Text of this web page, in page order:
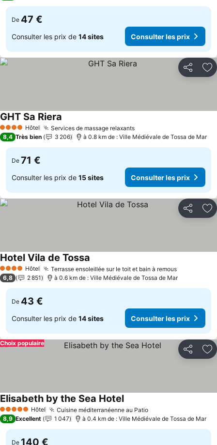
De 47 €
Consulter les prix de 14 sites Consulter les prix
Partager
4 Étoiles Hôtel Services de massage relaxantsConsulter les prix
GHT Sa Riera
8,4 Très bien 3 206 à 0.8 km de : Ville Médiévale de Tossa de Mar
De 71 €
Consulter les prix de 15 sites Consulter les prix
Partager
4 Étoiles Hôtel Terrasse ensoleillée sur le toit et bain à remousConsulter
Hotel Vila de Tossa
6,8 2 851 à 0.6 km de : Ville Médiévale de Tossa de Mar
De 43 €
Consulter les prix de 14 sites Consulter les prix
Partager
Choix populaire
5 Étoiles Hôtel Cuisine méditerranéenne au PatioConsulter les prix
Elisabeth by the Sea HotelConsulter les prix
8,9 Excellent 1 047 à 0.4 km de : Ville Médiévale de Tossa de Mar
De 140 €